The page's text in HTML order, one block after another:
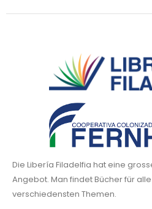
Die Libería Filadelfia hat eine
Angebot. Man findet Bücher für
verschiedensten Themen.